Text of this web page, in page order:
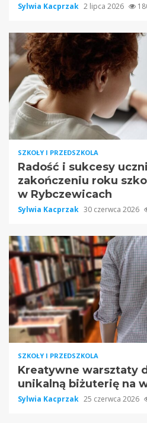
Sylwia Kacprzak 2 lipca 2026
SZKOŁY I PRZEDSZKOLA
Radość i sukcesy
zakończeniu roku
w Rybczewicach
Sylwia Kacprzak 30 czerwca 2026
SZKOŁY I PRZEDSZKOLA
Kreatywne warsztaty
unikalną biżuterię na
Sylwia Kacprzak 25 czerwca 2026